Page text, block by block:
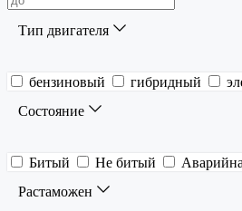
Тип двигателя
бензиновый гибридный
Состояние
Битый Не битый
Растаможен